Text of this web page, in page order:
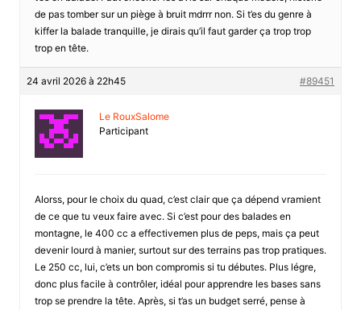
de pas tomber sur un piège à bruit mdrrr non. Si t’es du genre à
kiffer la balade tranquille, je dirais qu’il faut garder ça trop trop
trop en tête.
24 avril 2026 à 22h45 #89451
Le RouxSalome
Participant
Alorss, pour le choix du quad, c’est clair que ça dépend vramient
de ce que tu veux faire avec. Si c’est pour des balades en
montagne, le 400 cc a effectivemen plus de peps, mais ça peut
devenir lourd à manier, surtout sur des terrains pas trop pratiques.
Le 250 cc, lui, c’ets un bon compromis si tu débutes. Plus légre,
donc plus facile à contrôler, idéal pour apprendre les bases sans
trop se prendre la tête. Après, si t’as un budget serré, pense à